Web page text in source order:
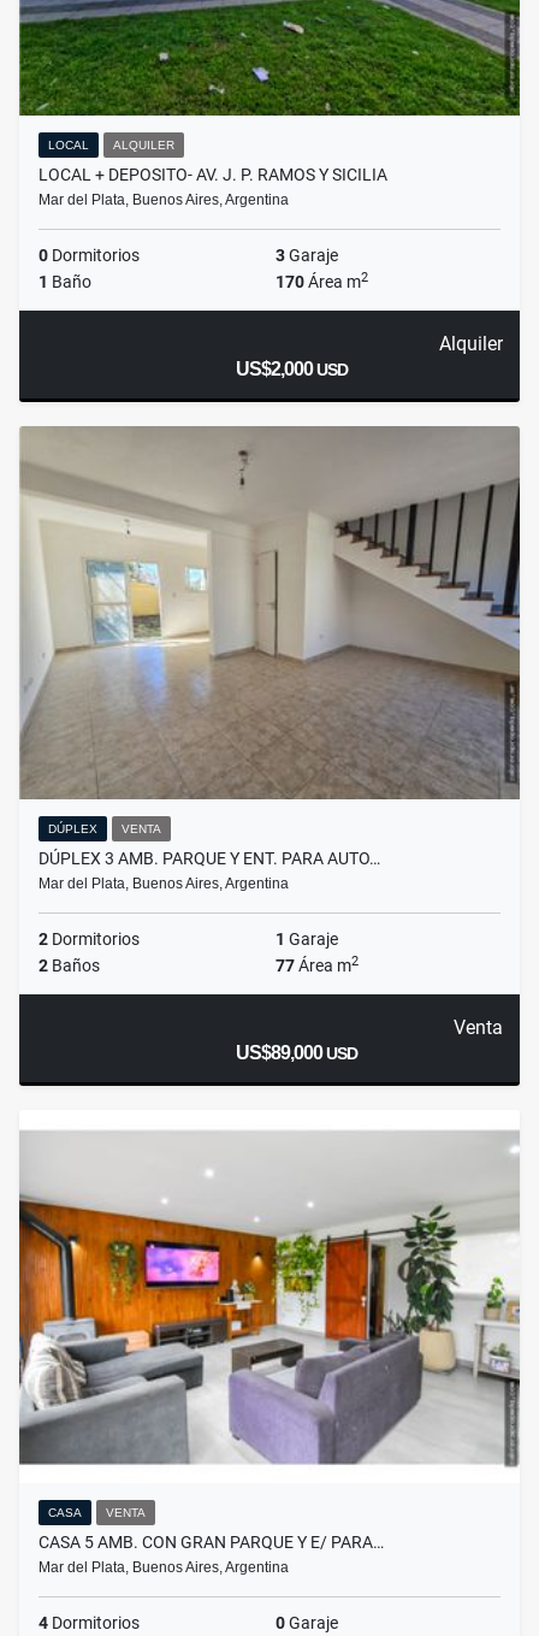
LOCAL ALQUILER
LOCAL + DEPOSITO- AV. J. P. RAMOS Y SICILIA
Mar del Plata, Buenos Aires, Argentina
0 Dormitorios 3Garaje
1 Baño 170Área m2
Alquiler
US$2,000USD
DÚPLEX VENTA
DÚPLEX 3 AMB. PARQUE Y ENT. PARA AUTO…
Mar del Plata, Buenos Aires, Argentina
2 Dormitorios 1 Garaje
2 Baños 77Área m2
Venta
US$89,000USD
CASA VENTA
CASA 5 AMB. CON GRAN PARQUE Y E/ PARA…
Mar del Plata, Buenos Aires, Argentina
4 Dormitorios 0Garaje